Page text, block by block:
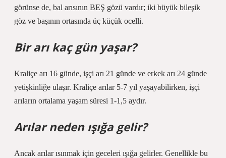
görünse de, bal arısının BEŞ gözü vardır; iki büyük bileşik
göz ve başının ortasında üç küçük ocelli.
Bir arı kaç gün yaşar?
Kraliçe arı 16 günde, işçi arı 21 günde ve erkek arı 24 günde
yetişkinliğe ulaşır. Kraliçe arılar 5-7 yıl yaşayabilirken, işçi
arıların ortalama yaşam süresi 1-1,5 aydır.
Arılar neden ışığa gelir?
Ancak arılar ısınmak için geceleri ışığa gelirler. Genellikle bu